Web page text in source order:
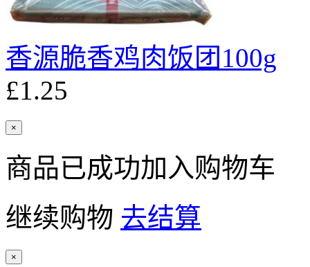
香源脆香鸡肉饭团100g
£1.25
×
商品已成功加入购物车
继续购物 去结算
×